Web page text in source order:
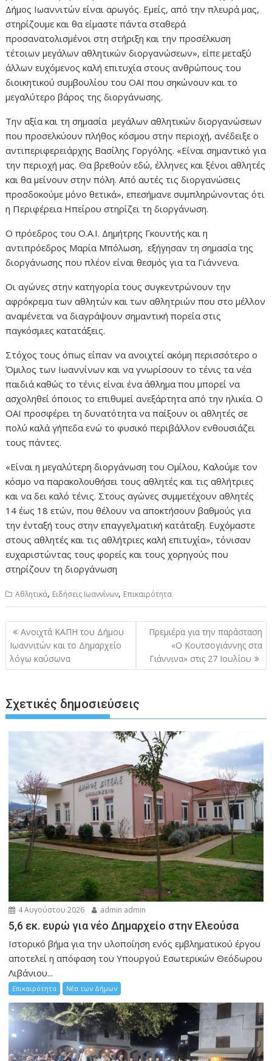
Δήμος Ιωαννιτών είναι αρωγός. Εμείς, από την πλευρά μας,
στηρίζουμε και θα είμαστε πάντα σταθερά
προσανατολισμένοι στη στήριξη και την προσέλκυση
τέτοιων μεγάλων αθλητικών διοργανώσεων», είπε μεταξύ
άλλων ευχόμενος καλή επιτυχία στους ανθρώπους του
διοικητικού συμβουλίου του ΟΑΙ που σηκώνουν και το
μεγαλύτερο βάρος της διοργάνωσης.
Την αξία και τη σημασία μεγάλων αθλητικών διοργανώσεων
που προσελκύουν πλήθος κόσμου στην περιοχή, ανέδειξε ο
αντιπεριφερειάρχης Βασίλης Γοργόλης. «Είναι σημαντικό για
την περιοχή μας. Θα βρεθούν εδώ, έλληνες και ξένοι αθλητές
και θα μείνουν στην πόλη. Από αυτές τις διοργανώσεις
προσδοκούμε μόνο θετικά», επεσήμανε συμπληρώνοντας ότι
η Περιφέρεια Ηπείρου στηρίζει τη διοργάνωση.
Ο πρόεδρος του Ο.Α.Ι. Δημήτρης Γκουντής και η
αντιπρόεδρος Μαρία Μπόλωση, εξήγησαν τη σημασία της
διοργάνωσης που πλέον είναι θεσμός για τα Γιάννενα.
Οι αγώνες στην κατηγορία τους συγκεντρώνουν την
αφρόκρεμα των αθλητών και των αθλητριών που στο μέλλον
αναμένεται να διαγράψουν σημαντική πορεία στις
παγκόσμιες κατατάξεις.
Στόχος τους όπως είπαν να ανοιχτεί ακόμη περισσότερο ο
Όμιλος των Ιωαννίνων και να γνωρίσουν το τένις τα νέα
παιδιά καθώς το τένις είναι ένα άθλημα που μπορεί να
ασχοληθεί όποιος το επιθυμεί ανεξάρτητα από την ηλικία. Ο
ΟΑΙ προσφέρει τη δυνατότητα να παίξουν οι αθλητές σε
πολύ καλά γήπεδα ενώ το φυσικό περιβάλλον ενθουσιάζει
τους πάντες.
«Είναι η μεγαλύτερη διοργάνωση του Ομίλου, Καλούμε τον
κόσμο να παρακολουθήσει τους αθλητές και τις αθλήτριες
και να δει καλό τένις. Στους αγώνες συμμετέχουν αθλητές
14 έως 18 ετών, που θέλουν να αποκτήσουν βαθμούς για
την ένταξή τους στην επαγγελματική κατάταξη. Ευχόμαστε
στους αθλητές και τις αθλήτριες καλή επιτυχία», τόνισαν
ευχαριστώντας τους φορείς και τους χορηγούς που
στηρίζουν τη διοργάνωση
Αθλητικά, Ειδήσεις Ιωαννίνων, Επικαιρότητα
Πλοήγηση
άρθρων
Ανοιχτά ΚΑΠΗ του Δήμου
Ιωαννιτών και το Δημαρχείο
λόγω καύσωνα
Πρεμιέρα για την παράσταση
«Ο Κουτσογιάννης στα
Γιάννινα» στις 27 Ιουλίου
Σχετικές δημοσιεύσεις
4 Αυγούστου 2026 admin admin
5,6 εκ. ευρώ για νέο Δημαρχείο στην Ελεούσα
Ιστορικό βήμα για την υλοποίηση ενός εμβληματικού έργου
αποτελεί η απόφαση του Υπουργού Εσωτερικών Θεόδωρου
Λιβάνιου...
Επικαιρότητα Νέα των Δήμων